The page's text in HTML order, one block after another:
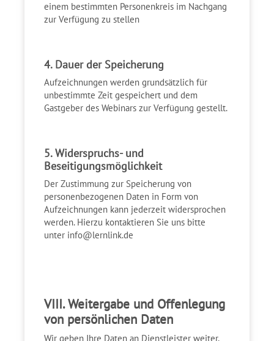
einem bestimmten Personenkreis im Nachgang
zur Verfügung zu stellen
4. Dauer der Speicherung
Aufzeichnungen werden grundsätzlich für
unbestimmte Zeit gespeichert und dem
Gastgeber des Webinars zur Verfügung gestellt.
5. Widerspruchs- und
Beseitigungsmöglichkeit
Der Zustimmung zur Speicherung von
personenbezogenen Daten in Form von
Aufzeichnungen kann jederzeit widersprochen
werden. Hierzu kontaktieren Sie uns bitte
unter info@lernlink.de
VIII. Weitergabe und Offenlegung
von persönlichen Daten
Wir geben Ihre Daten an Dienstleister weiter,